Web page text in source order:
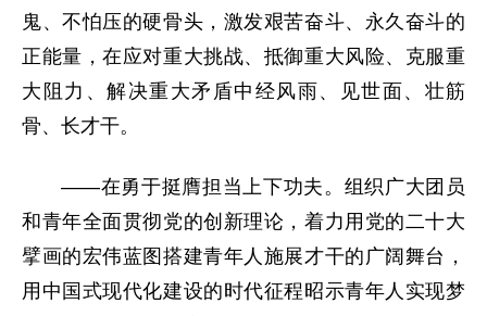
鬼、不怕压的硬骨头，激发艰苦奋斗、永久奋斗的
正能量，在应对重大挑战、抵御重大风险、克服重
大阻力、解决重大矛盾中经风雨、见世面、壮筋
骨、长才干。
——在勇于挺膺担当上下功夫。组织广大团员
和青年全面贯彻党的创新理论，着力用党的二十大
擘画的宏伟蓝图搭建青年人施展才干的广阔舞台，
用中国式现代化建设的时代征程昭示青年人实现梦